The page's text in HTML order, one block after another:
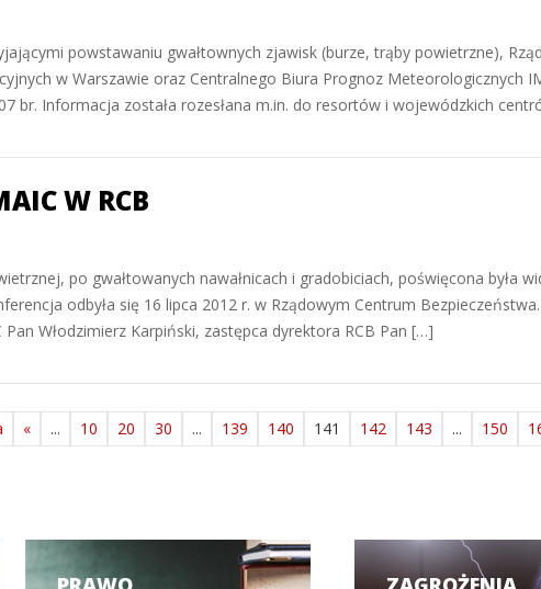
powstawaniu gwałtownych zjawisk (burze, trąby powietrzne),
w Warszawie oraz Centralnego Biura Prognoz Meteorologicznych
br. Informacja została rozesłana m.in. do resortów i wojewódzkich
W RCB
po gwałtowanych nawałnicach i gradobiciach, poświęcona była
odbyła się 16 lipca 2012 r. w Rządowym Centrum
Włodzimierz Karpiński, zastępca dyrektora RCB Pan […]
« ... 10 20 30 ... 139 140 141 142 143 ... 150